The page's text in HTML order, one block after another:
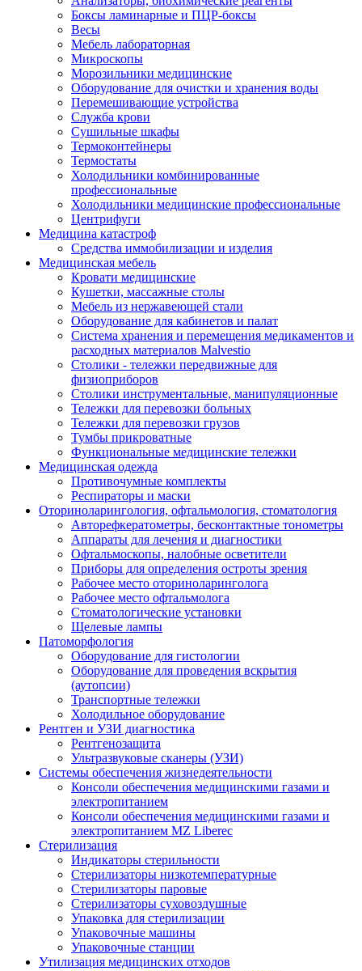
Боксы ламинарные и ПЦР-боксы
Весы
Мебель лабораторная
Микроскопы
Морозильники медицинские
Оборудование для очистки и хранения воды
Перемешивающие устройства
Служба крови
Сушильные шкафы
Термоконтейнеры
Термостаты
Холодильники комбинированные
профессиональные
Холодильники медицинские профессиональные
Центрифуги
Медицина катастроф
Средства иммобилизации и изделия
Медицинская мебель
Кровати медицинские
Кушетки, массажные столы
Мебель из нержавеющей стали
Оборудование для кабинетов и палат
Система хранения и перемещения медикаментов и
расходных материалов Malvestio
Столики - тележки передвижные для
физиоприборов
Столики инструментальные, манипуляционные
Тележки для перевозки больных
Тележки для перевозки грузов
Тумбы прикроватные
Функциональные медицинские тележки
Медицинская одежда
Противочумные комплекты
Респираторы и маски
Оториноларингология, офтальмология, стоматология
Авторефкератометры, бесконтактные тонометры
Аппараты для лечения и диагностики
Офтальмоскопы, налобные осветители
Приборы для определения остроты зрения
Рабочее место оториноларинголога
Рабочее место офтальмолога
Стоматологические установки
Щелевые лампы
Патоморфология
Оборудование для гистологии
Оборудование для проведения вскрытия
(аутопсии)
Транспортные тележки
Холодильное оборудование
Рентген и УЗИ диагностика
Рентгенозащита
Ультразвуковые сканеры (УЗИ)
Системы обеспечения жизнедеятельности
Консоли обеспечения медицинскими газами и
электропитанием
Консоли обеспечения медицинскими газами и
электропитанием MZ Liberec
Стерилизация
Индикаторы стерильности
Стерилизаторы низкотемпературные
Стерилизаторы паровые
Стерилизаторы суховоздушные
Упаковка для стерилизации
Упаковочные машины
Упаковочные станции
Утилизация медицинских отходов